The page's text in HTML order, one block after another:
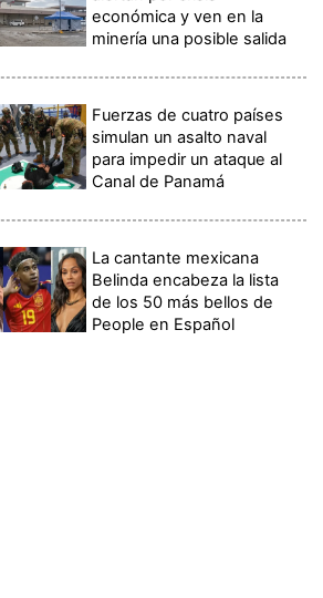
económica y ven en la
minería una posible salida
Fuerzas de cuatro países
simulan un asalto naval
para impedir un ataque al
Canal de Panamá
La cantante mexicana
Belinda encabeza la lista
de los 50 más bellos de
People en Español